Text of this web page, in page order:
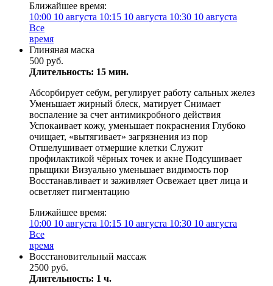
Ближайшее время:
10:00 10 августа 10:15 10 августа 10:30 10 августа
Все
время
Глиняная маска
500 руб.
Длительность: 15 мин.
Абсорбирует себум, регулирует работу сальных желез
Уменьшает жирный блеск, матирует Снимает
воспаление за счет антимикробного действия
Успокаивает кожу, уменьшает покраснения Глубоко
очищает, «вытягивает» загрязнения из пор
Отшелушивает отмершие клетки Служит
профилактикой чёрных точек и акне Подсушивает
прыщики Визуально уменьшает видимость пор
Восстанавливает и заживляет Освежает цвет лица и
осветляет пигментацию
Ближайшее время:
10:00 10 августа 10:15 10 августа 10:30 10 августа
Все
время
Восстановительный массаж
2500 руб.
Длительность: 1 ч.